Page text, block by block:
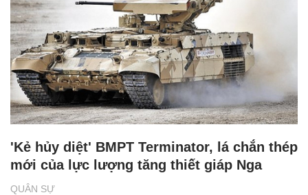
QUÂN SỰ
'Kẻ hủy diệt' BMPT Terminator, lá chắn thép
mới của lực lượng tăng thiết giáp Nga